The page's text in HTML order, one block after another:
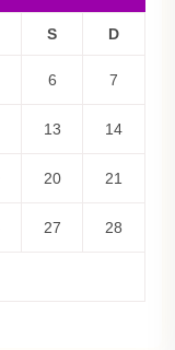
S D
6 7
13 14
20 21
27 28